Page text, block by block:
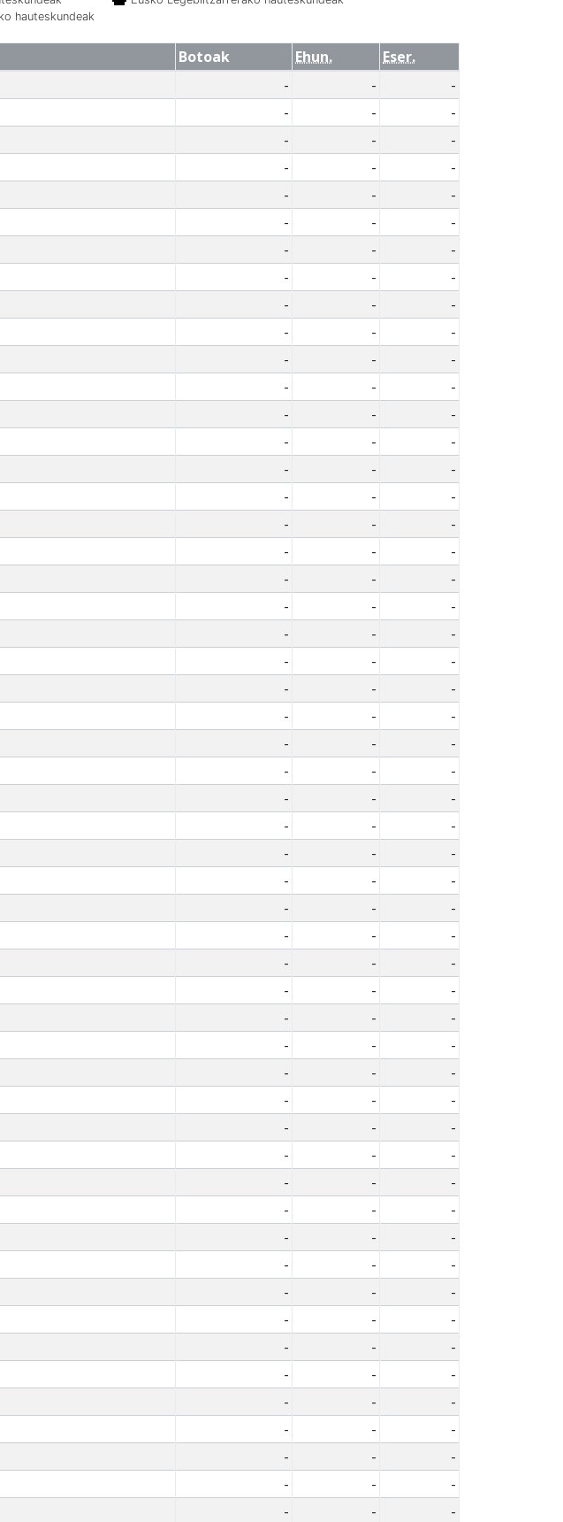
hauteskundeak
Botoak Ehun.
Eser.
- -
-
- -
-
- -
-
- -
-
- -
-
- -
-
- -
-
- -
-
- -
-
- -
-
- -
-
- -
-
- -
-
- -
-
- -
-
- -
-
- -
-
- -
-
- -
-
- -
-
- -
-
- -
-
- -
-
- -
-
- -
-
- -
-
- -
-
- -
-
- -
-
- -
-
- -
-
- -
-
- -
-
- -
-
- -
-
- -
-
- -
-
- -
-
- -
-
- -
-
- -
-
- -
-
- -
-
- -
-
- -
-
- -
-
- -
-
- -
-
- -
-
- -
-
- -
-
- -
-
- -
-